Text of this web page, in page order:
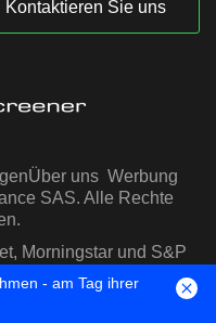
Kontaktieren Sie uns
Über uns Werbung
SAS. Alle Rechte
Morningstar und S&P
gestellt
- am Tag ihrer